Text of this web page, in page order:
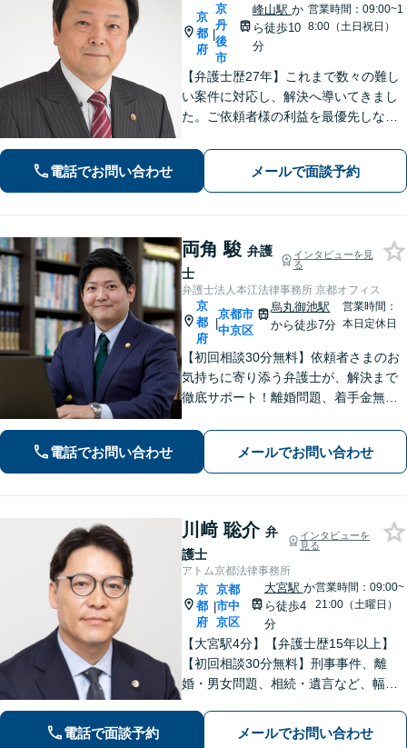
京
都
府
|
京
丹
後
市
峰山駅 か
ら徒歩10
分
営業時間：09:00~1
8:00（土日祝日）
【弁護士歴27年】これまで数々の難し
い案件に対応し、解決へ導いてきまし
た。ご依頼者様の利益を最優先しなが
う、柔軟かつ粘り強い姿勢で問題解決
に取り組みます。【峰山駅から徒歩圏
内】【兵庫県北部エリアも対応】
電話でお問い合わせ メールで面談予約
両角 駿 弁護
士
インタビューを見
る
弁護士法人本江法律事務所 京都オフィス
京
都
府
|
京都市
中京区
烏丸御池駅
から徒歩7分
営業時間：
本日定休日
【初回相談30分無料】依頼者さまのお
気持ちに寄り添う弁護士が、解決まで
徹底サポート！離婚問題、着手金無料
権回収、自首サポートに注力する刑事
事件など【烏丸御池駅7分】
電話でお問い合わせ メールでお問い合わせ
川﨑 聡介 弁
護士
インタビューを
見る
アトム京都法律事務所
京
都
府
|
京都
市中
京区
大宮駅 か
ら徒歩4
分
営業時間：09:00~
21:00（土曜日）
【大宮駅4分】【弁護士歴15年以上】
【初回相談30分無料】刑事事件、離
婚・男女問題、相続・遺言など、幅広
る状況やご希望を丁寧にヒアリング
し、依頼者さまにとって最善の答えを
電話で面談予約 メールでお問い合わせ